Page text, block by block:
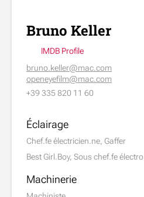
Bruno Keller
IMDB Profile
bruno.keller@mac.com
openeyefilm@mac.com
+39 335 820 11 60
Éclairage
Chef.fe électricien.ne, Gaffer
Best Girl.Boy, Sous chef.fe électro
Machinerie